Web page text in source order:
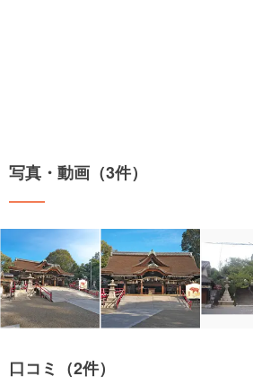
写真・動画（3件）
口コミ（2件）